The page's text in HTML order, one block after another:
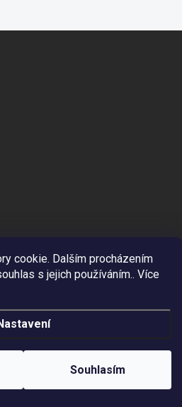
cookie. Dalším procházením
s jejich používáním.. Více
Souhlasím